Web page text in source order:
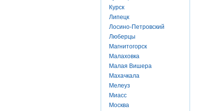
Курск
Липецк
Лосино-Петровский
Люберцы
Магнитогорск
Малаховка
Малая Вишера
Махачкала
Мелеуз
Миасс
Москва